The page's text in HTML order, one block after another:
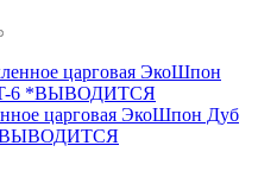
царговая ЭкоШпон Дуб
*ВЫВОДИТСЯ